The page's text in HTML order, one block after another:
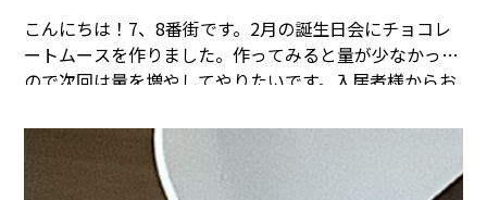
こんにちは！7、8番街です。 2月の誕生日会にチョコレ
ートムースを作りました。作ってみると量が少なかった
ので次回は量を増やしてやりたいです。 入居者様からお
そうに召し上がってくださりよかったです。来月もイベ
ントを考えて行っていこうと思います。以上、23日の誕
生日会の様子でした。